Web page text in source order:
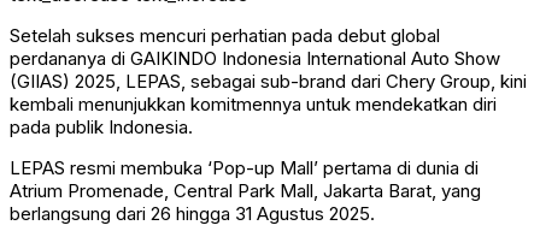
Setelah sukses mencuri perhatian pada debut global
perdananya di GAIKINDO Indonesia International Auto Show
(GIIAS) 2025, LEPAS, sebagai sub-brand dari Chery Group, kini
kembali menunjukkan komitmennya untuk mendekatkan diri
pada publik Indonesia.
LEPAS resmi membuka ‘Pop-up Mall’ pertama di dunia di
Atrium Promenade, Central Park Mall, Jakarta Barat, yang
berlangsung dari 26 hingga 31 Agustus 2025.